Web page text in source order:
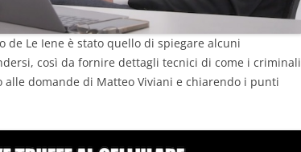
Le Iene è stato quello di spiegare alcuni
così da fornire dettagli tecnici di come i criminali
domande di Matteo Viviani e chiarendo i punti